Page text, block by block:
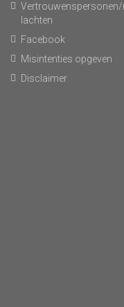
lachten
Facebook
Misintenties opgeven
Disclaimer